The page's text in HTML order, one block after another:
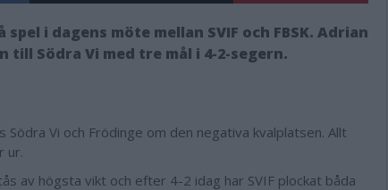
i dagens möte mellan SVIF och FBSK. Adrian
till Södra Vi med tre mål i 4-2-segern.
Södra Vi och Frödinge om den negativa kvalplatsen. Allt
ur.
av högsta vikt och efter 4-2 idag har SVIF plockat båda